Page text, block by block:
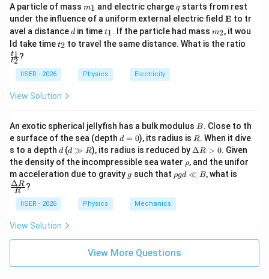
v_m = -\frac{10x}{x - 10}
v m = −
x − 10
10
यह प्रतिबिंब लेंस के लिए एक नए बिम्ब का कार्य करता है।
( x − 10 )
•प्रतिबिंबों के एक ही बिंदु पर बनने की शर्त:
चूँकि दोनों प्रतिबिंब एक ही स्थान पर बनते हैं, लेंस के लिए दोनों
स्थितियों में बिम्ब दूरी समान होनी चाहिए, अर्थात:
x −10
A particle of mass m
1
m1 and electric charge q
qstarts from rest
under the influence of a uniform external electric field \m
ath
bf
{E}
E to tr
avel a distance d
din timet
_
1
t1. If the particle had mass m
_
2
m2, it wou
ld take timet
_
t2 to travel the same distance. What is the ratio
t2
t1 ?
IISER - 2026 Physics Electricity
View Solution
An exotic spherical jellyfish has a bulk modulus B
B. Close to th
e surface of the sea (depth d
=
0
d = 0), its radius is R
R. When it dive
s to a depth d
d(d
\g
g
R
d ≫ R), its radius is reduced by \D
elt
a
R
ΔR > 0. Given
the density of the incompressible sea water \r
h
o
ρ, and the unifor
m acceleration due to gravity g
g such that \r
h
g
d
B
ρgd ≪ B, what is
R
ΔR ?
IISER - 2026 Physics Mechanics
View Solution
View More Questions